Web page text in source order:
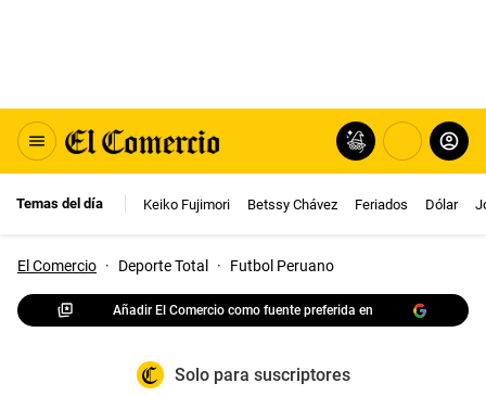
Temas del día Keiko Fujimori Betssy Chávez Feriados Dólar
El Comercio · Deporte Total · Futbol Peruano
Añadir El Comercio como fuente preferida en
Solo para suscriptores